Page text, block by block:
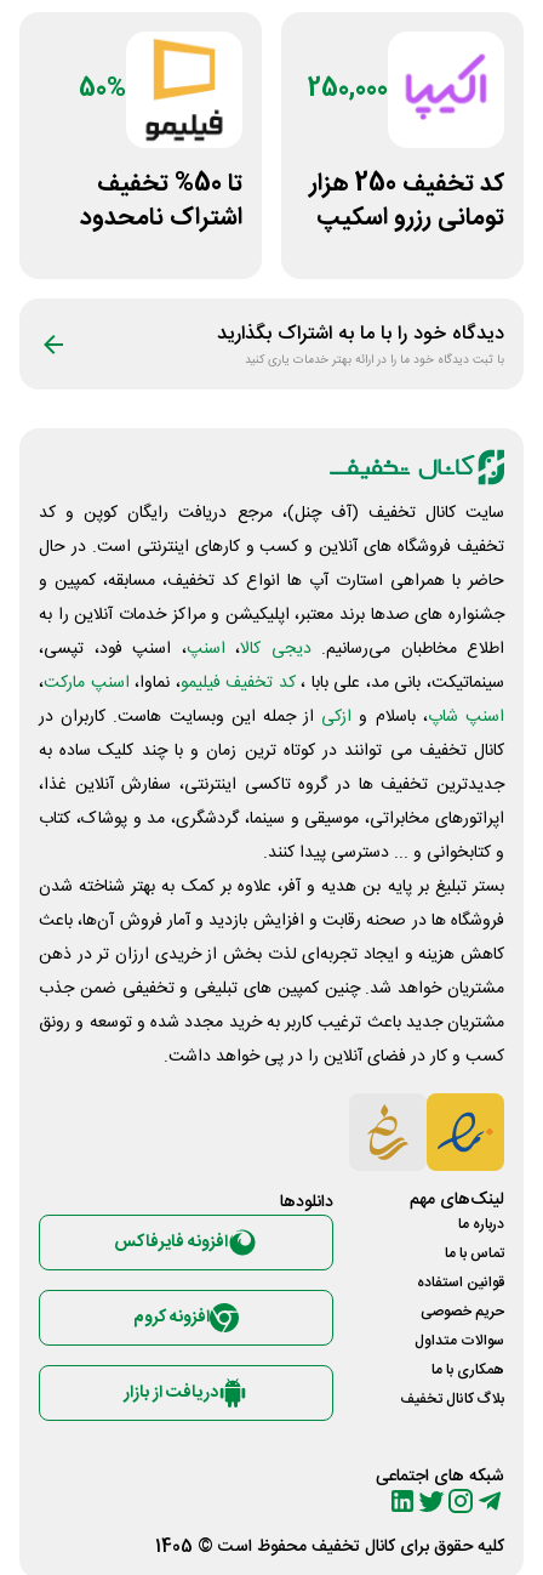
250,000
کد تخفیف 250 هزار
تومانی رزرو اسکیپ
50%
تا 50% تخفیف
اشتراک نامحدود
دیدگاه خود را با ما به اشتراک بگذارید
با ثبت دیدگاه خود ما را در ارائه بهتر خدمات یاری کنید
سایت کانال تخفیف (آف چنل)، مرجع دریافت رایگان کوپن و کد
تخفیف فروشگاه های آنلاین و کسب و‌ کارهای اینترنتی است. در حال
حاضر با همراهی استارت آپ ها انواع کد تخفیف، مسابقه، کمپین و
جشنواره های صدها برند معتبر، اپلیکیشن و مراکز خدمات آنلاین را به
اطلاع مخاطبان می‌رسانیم. دیجی کالا، اسنپ، اسنپ فود، تپسی،
سینماتیکت، بانی مد، علی‌ بابا ،کد تخفیف فیلیمو، نماوا، اسنپ مارکت،
اسنپ شاپ، باسلام و ازکی از جمله این وبسایت ‌هاست. کاربران در
کانال تخفیف می توانند در کوتاه ترین زمان و با چند کلیک ساده به
جدیدترین تخفیف ها در گروه تاکسی اینترنتی، سفارش آنلاین غذا،
اپراتورهای مخابراتی، موسیقی و سینما، گردشگری، مد و پوشاک، کتاب
و کتابخوانی و ... دسترسی پیدا کنند.
بستر تبلیغ بر پایه بن هدیه و آفر، علاوه بر کمک به بهتر شناخته شدن
فروشگاه ها در صحنه رقابت و افزایش بازدید و آمار فروش آن‌ها، باعث
کاهش هزینه و ایجاد تجربه‌ای لذت بخش از خریدی ارزان تر در ذهن
مشتریان خواهد شد. چنین کمپین های تبلیغی و تخفیفی ضمن جذب
مشتریان جدید باعث ترغیب کاربر به خرید مجدد شده و توسعه و رونق
کسب و کار در فضای آنلاین را در پی خواهد داشت.
لینک‌های مهم
درباره ما
تماس با ما
قوانین استفاده
حریم خصوصی
سوالات متداول
همکاری با ما
بلاگ کانال تخفیف
شبکه های اجتماعی
دانلود‌ها
افزونه فایرفاکس
افزونه کروم
دریافت از بازار
کلیه حقوق برای کانال تخفیفمحفوظ است © 1405